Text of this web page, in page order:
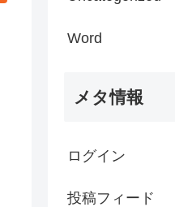
Word
メタ情報
ログイン
投稿フィード